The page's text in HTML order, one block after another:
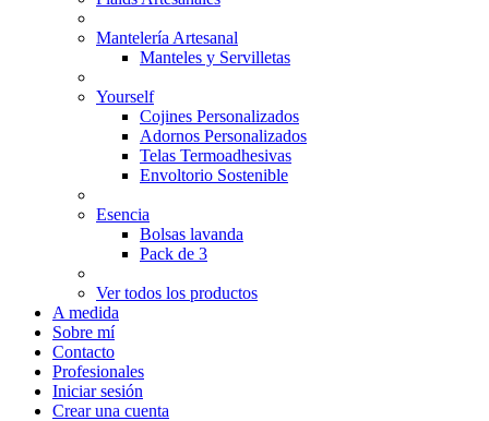
Mantelería Artesanal
Manteles y Servilletas
Yourself
Cojines Personalizados
Adornos Personalizados
Telas Termoadhesivas
Envoltorio Sostenible
Esencia
Bolsas lavanda
Pack de 3
Ver todos los productos
A medida
Sobre mí
Contacto
Profesionales
Iniciar sesión
Crear una cuenta